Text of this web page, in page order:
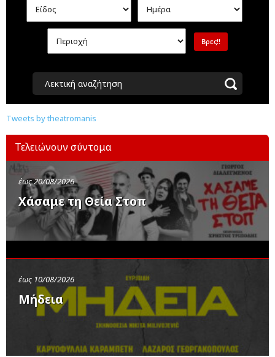
Λεκτική αναζήτηση
Tweets by theatromanis
Τελειώνουν σύντομα
έως 20/08/2026
Χάσαμε τη Θεία Στοπ
έως 10/08/2026
Μήδεια